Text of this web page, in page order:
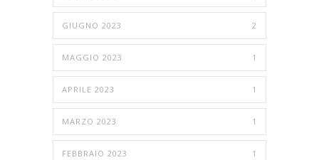
GIUGNO 2023 2
MAGGIO 2023 1
APRILE 2023 1
MARZO 2023 1
FEBBRAIO 2023 1